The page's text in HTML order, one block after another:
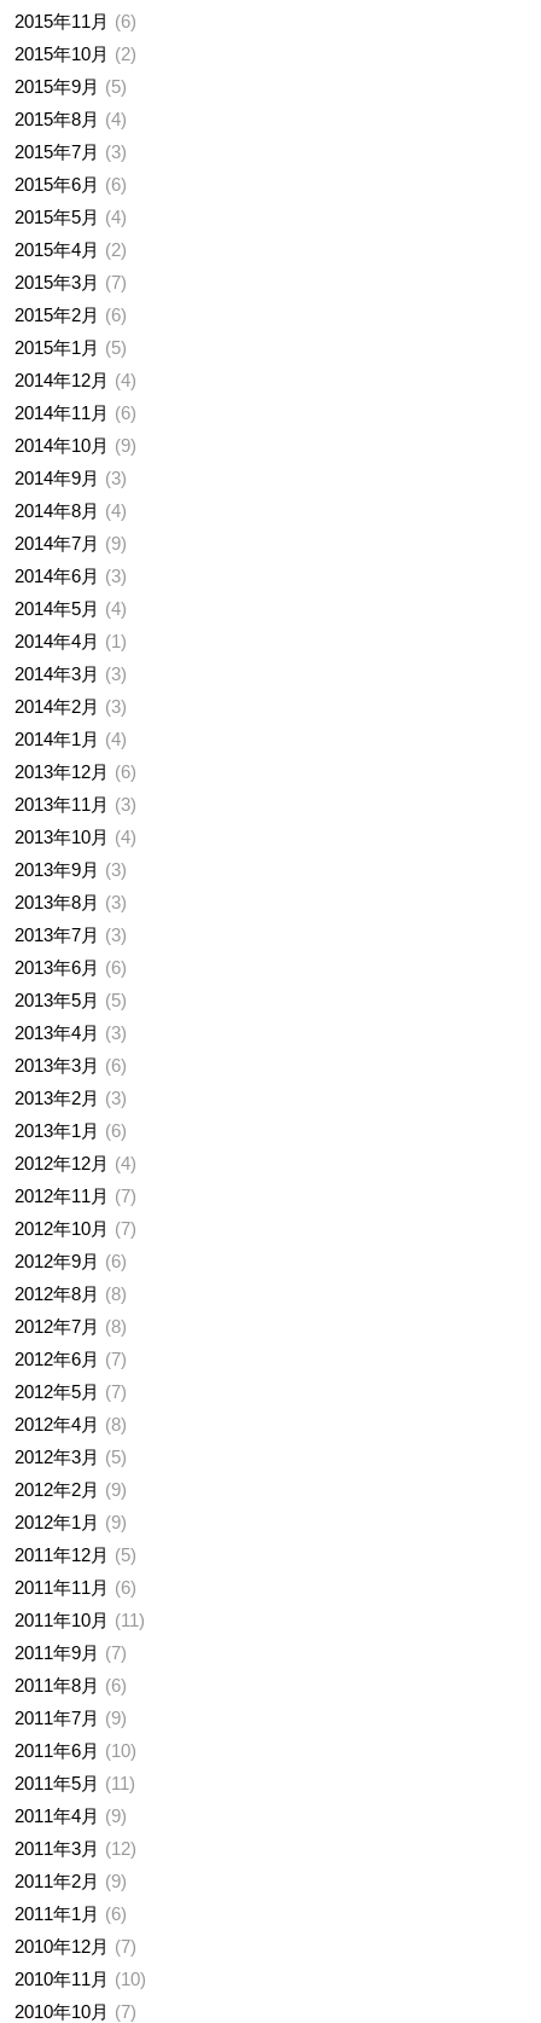
2015年11月
6
2015年10月
2
2015年9月
5
2015年8月
4
2015年7月
3
2015年6月
6
2015年5月
4
2015年4月
2
2015年3月
7
2015年2月
6
2015年1月
5
2014年12月
4
2014年11月
6
2014年10月
9
2014年9月
3
2014年8月
4
2014年7月
9
2014年6月
3
2014年5月
4
2014年4月
1
2014年3月
3
2014年2月
3
2014年1月
4
2013年12月
6
2013年11月
3
2013年10月
4
2013年9月
3
2013年8月
3
2013年7月
3
2013年6月
6
2013年5月
5
2013年4月
3
2013年3月
6
2013年2月
3
2013年1月
6
2012年12月
4
2012年11月
7
2012年10月
7
2012年9月
6
2012年8月
8
2012年7月
8
2012年6月
7
2012年5月
7
2012年4月
8
2012年3月
5
2012年2月
9
2012年1月
9
2011年12月
5
2011年11月
6
2011年10月
11
2011年9月
7
2011年8月
6
2011年7月
9
2011年6月
10
2011年5月
11
2011年4月
9
2011年3月
12
2011年2月
9
2011年1月
6
2010年12月
7
2010年11月
10
2010年10月
7